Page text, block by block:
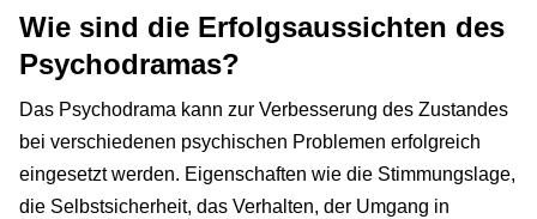
Wie sind die Erfolgsaussichten des
Psychodramas?
Das Psychodrama kann zur Verbesserung des Zustandes
bei verschiedenen psychischen Problemen erfolgreich
eingesetzt werden. Eigenschaften wie die Stimmungslage,
die Selbstsicherheit, das Verhalten, der Umgang in